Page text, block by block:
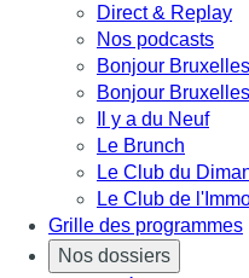
Direct & Replay
Nos podcasts
Bonjour Bruxelles
Bonjour
Il y a du Neuf
Le Brunch
Le Club du
Le Club de
Grille des programmes
Nos dossiers